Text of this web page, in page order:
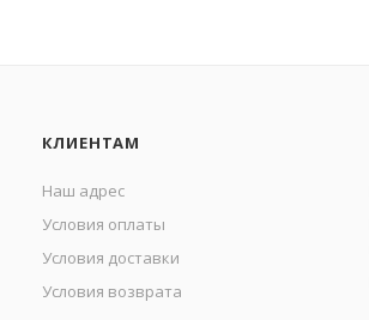
КЛИЕНТАМ
Наш адрес
Условия оплаты
Условия доставки
Условия возврата